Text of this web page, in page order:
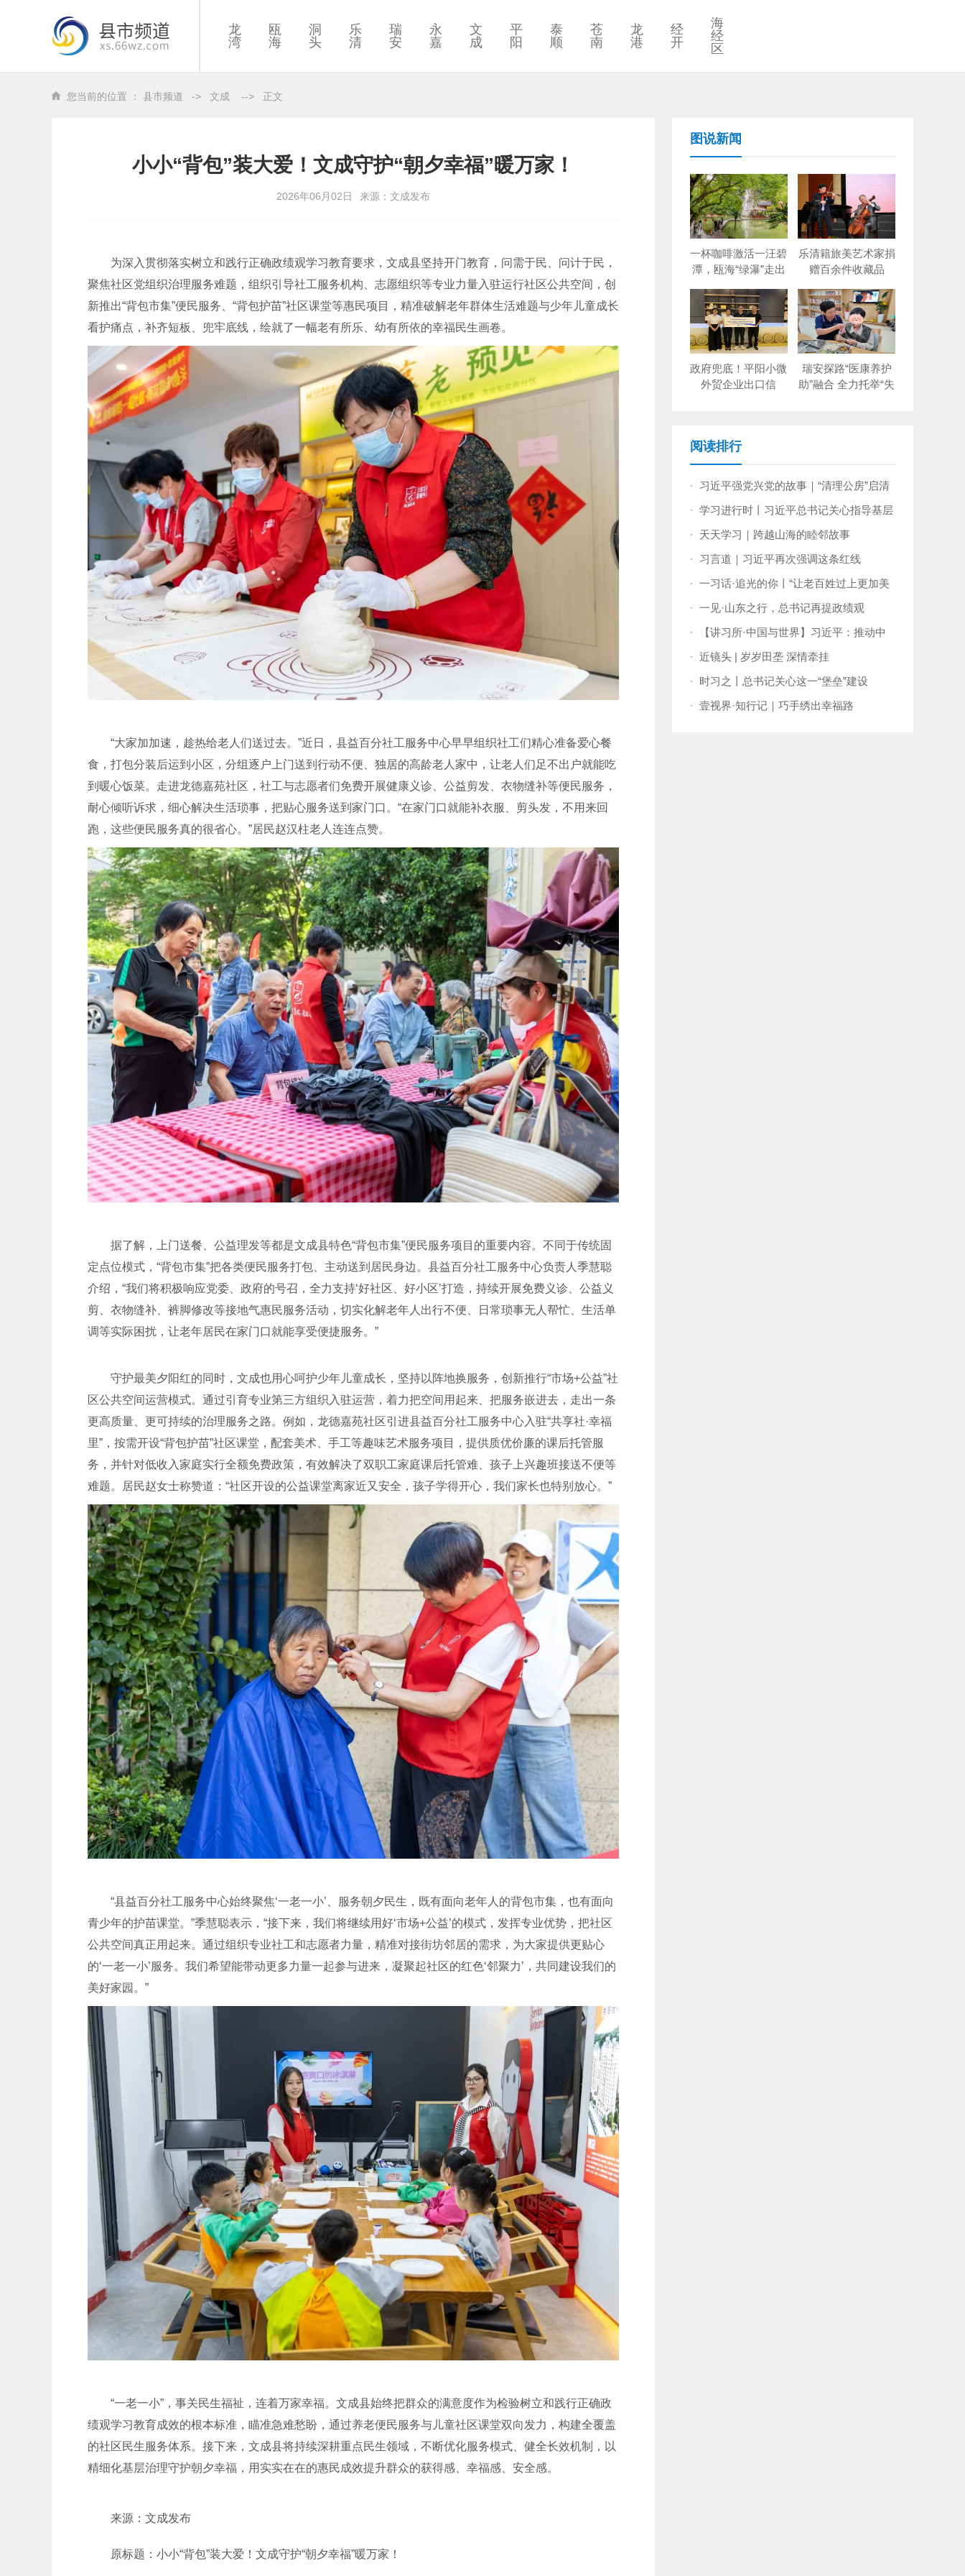
龙
湾
瓯
海
洞
头
乐
清
瑞
安
永
嘉
文
成
平
阳
泰
顺
苍
南
龙
港
经
开
海
经
区
您当前的位置 ： 县市频道 -> 文成 --> 正文
小小“背包”装大爱！文成守护“朝夕幸福”暖万家！
2026年06月02日 来源：文成发布
为深入贯彻落实树立和践行正确政绩观学习教育要求，文成县坚持开门教育，问需于民、问计于民，
聚焦社区党组织治理服务难题，组织引导社工服务机构、志愿组织等专业力量入驻运行社区公共空间，创
新推出“背包市集”便民服务、“背包护苗”社区课堂等惠民项目，精准破解老年群体生活难题与少年儿童成长
看护痛点，补齐短板、兜牢底线，绘就了一幅老有所乐、幼有所依的幸福民生画卷。
“大家加加速，趁热给老人们送过去。”近日，县益百分社工服务中心早早组织社工们精心准备爱心餐
食，打包分装后运到小区，分组逐户上门送到行动不便、独居的高龄老人家中，让老人们足不出户就能吃
到暖心饭菜。走进龙德嘉苑社区，社工与志愿者们免费开展健康义诊、公益剪发、衣物缝补等便民服务，
耐心倾听诉求，细心解决生活琐事，把贴心服务送到家门口。“在家门口就能补衣服、剪头发，不用来回
跑，这些便民服务真的很省心。”居民赵汉柱老人连连点赞。
据了解，上门送餐、公益理发等都是文成县特色“背包市集”便民服务项目的重要内容。不同于传统固
定点位模式，“背包市集”把各类便民服务打包、主动送到居民身边。县益百分社工服务中心负责人季慧聪
介绍，“我们将积极响应党委、政府的号召，全力支持‘好社区、好小区’打造，持续开展免费义诊、公益义
剪、衣物缝补、裤脚修改等接地气惠民服务活动，切实化解老年人出行不便、日常琐事无人帮忙、生活单
调等实际困扰，让老年居民在家门口就能享受便捷服务。”
守护最美夕阳红的同时，文成也用心呵护少年儿童成长，坚持以阵地换服务，创新推行“市场+公益”社
区公共空间运营模式。通过引育专业第三方组织入驻运营，着力把空间用起来、把服务嵌进去，走出一条
更高质量、更可持续的治理服务之路。例如，龙德嘉苑社区引进县益百分社工服务中心入驻“共享社·幸福
里”，按需开设“背包护苗”社区课堂，配套美术、手工等趣味艺术服务项目，提供质优价廉的课后托管服
务，并针对低收入家庭实行全额免费政策，有效解决了双职工家庭课后托管难、孩子上兴趣班接送不便等
难题。居民赵女士称赞道：“社区开设的公益课堂离家近又安全，孩子学得开心，我们家长也特别放心。”
“县益百分社工服务中心始终聚焦‘一老一小’、服务朝夕民生，既有面向老年人的背包市集，也有面向
青少年的护苗课堂。”季慧聪表示，“接下来，我们将继续用好‘市场+公益’的模式，发挥专业优势，把社区
公共空间真正用起来。通过组织专业社工和志愿者力量，精准对接街坊邻居的需求，为大家提供更贴心
的‘一老一小’服务。我们希望能带动更多力量一起参与进来，凝聚起社区的红色‘邻聚力’，共同建设我们的
美好家园。”
“一老一小”，事关民生福祉，连着万家幸福。文成县始终把群众的满意度作为检验树立和践行正确政
绩观学习教育成效的根本标准，瞄准急难愁盼，通过养老便民服务与儿童社区课堂双向发力，构建全覆盖
的社区民生服务体系。接下来， 文成县将持续深耕重点民生领域，不断优化服务模式、健全长效机制，以
精细化基层治理守护朝夕幸福，用实实在在的惠民成效提升群众的获得感、幸福感、安全感。
来源：文成发布
原标题：小小“背包”装大爱！文成守护“朝夕幸福”暖万家！
图说新闻
一杯咖啡激活一汪碧
潭，瓯海“绿瀑”走出
乐清籍旅美艺术家捐
赠百余件收藏品
政府兜底！平阳小微
外贸企业出口信
瑞安探路“医康养护
助”融合 全力托举“失
阅读排行
·
习近平强党兴党的故事｜“清理公房”启清
风
· 学习进行时丨习近平总书记关心指导基层
党建的故事
·
天天学习｜跨越山海的睦邻故事
·
习言道｜习近平再次强调这条红线
· 一习话·追光的你丨“让老百姓过上更加美
好的生活”
· 一见·山东之行，总书记再提政绩观
·
【讲习所·中国与世界】习近平：推动中
孟两国关系向更高水平发展
· 近镜头 | 岁岁田垄 深情牵挂
·
时习之丨总书记关心这一“堡垒”建设
· 壹视界·知行记｜巧手绣出幸福路